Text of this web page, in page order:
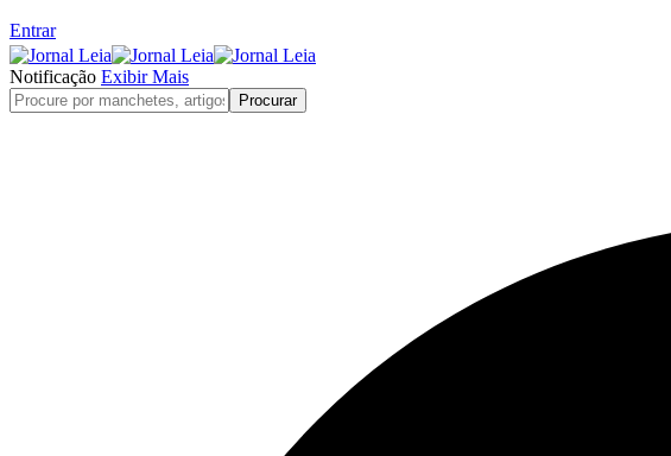
Entrar
Notificação Exibir Mais